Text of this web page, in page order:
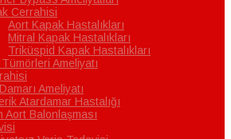
Cerrahisi
Aort Kapak Hastalıkları
Mitral Kapak Hastalıkları
Triküspid Kapak Hastalıkları
Ameliyatı
Ameliyatı
Atardamar Hastalığı
Aort Balonlaşması